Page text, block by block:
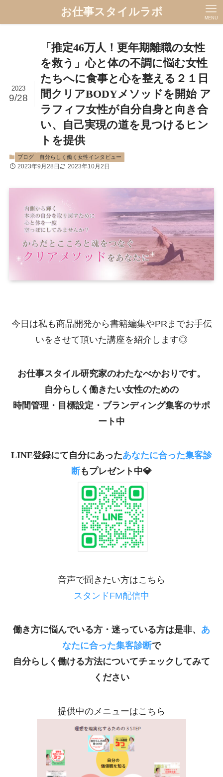
お仕事スタイルラボ MENU
「推定46万人！更年期離職の女性
を救う」心と体の不調に悩む女性
たちへに食事と心を整える２１日
間クリアBODYメソッドを開始 ア
ラフィフ女性が自分自身と向き合
い、自己実現の道を見つけるヒン
トを提供
2023
9/28
ブログ 自分らしく働く女性インタビュー
2023年9月28日 2023年10月2日
今日は私も商品開発から書籍編集やPRまでお手伝
いをさせて頂いた講座を紹介します◎
お仕事スタイル研究家のわたなべかおりです。
自分らしく働きたい女性のための
時間管理・目標設定・ブランディング集客のサポ
ート中
LINE登録にて自分にあったあなたに合った集客診
断もプレゼント中💎
音声で聞きたい方はこちら
スタンドFM配信中
働き方に悩んでいる方・迷っている方は是非、 あ
なたに合った集客診断で
自分らしく働ける方法についてチェックしてみて
ください
提供中のメニューはこちら